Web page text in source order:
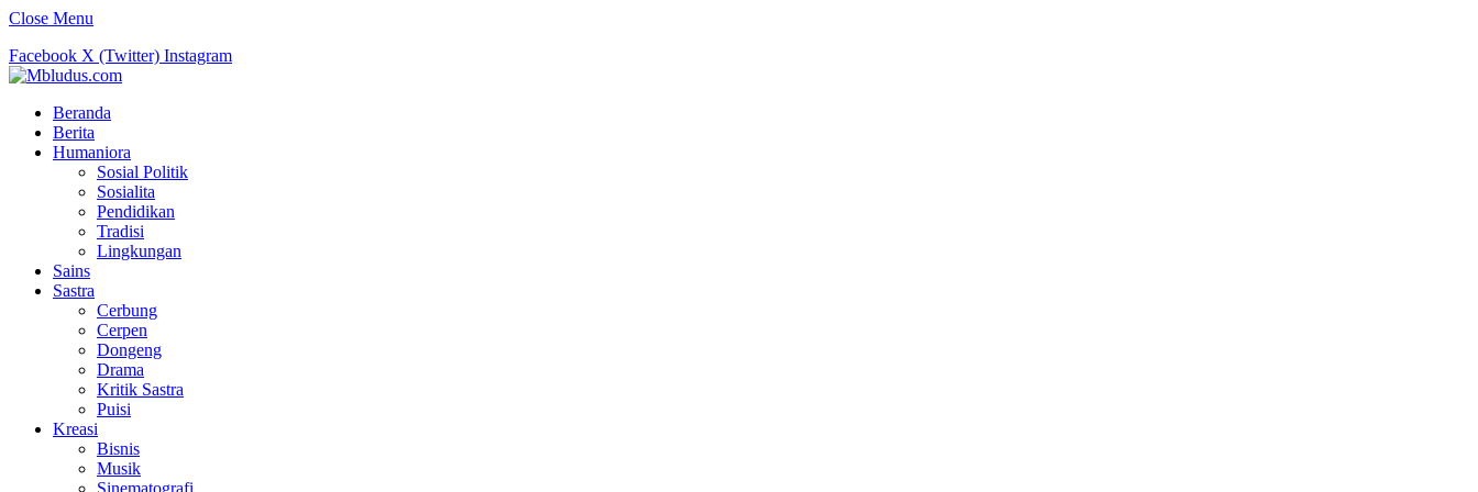
Close Menu
Facebook X (Twitter) Instagram
Beranda
Berita
Humaniora
Sosial Politik
Sosialita
Pendidikan
Tradisi
Lingkungan
Sains
Sastra
Cerbung
Cerpen
Dongeng
Drama
Kritik Sastra
Puisi
Kreasi
Bisnis
Musik
Sinematografi